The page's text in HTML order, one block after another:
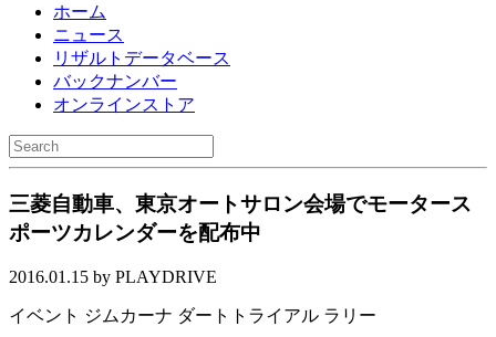
ホーム
ニュース
リザルトデータベース
バックナンバー
オンラインストア
三菱自動車、東京オートサロン会場でモータース
ポーツカレンダーを配布中
2016.01.15 by PLAYDRIVE
イベント ジムカーナ ダートトライアル ラリー